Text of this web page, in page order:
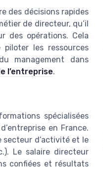
des décisions rapides
de directeur, qu’il
des opérations. Cela
les ressources
management dans
l’entreprise.
spécialisées
en France.
secteur d’activité et le
Le salaire directeur
confiées et résultats